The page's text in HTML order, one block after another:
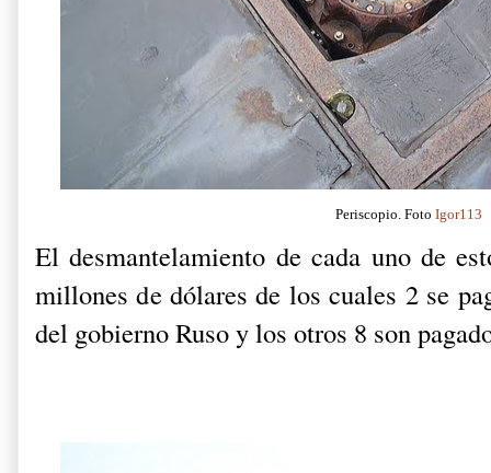
Periscopio. FotoIgor113
El desmantelamiento de cada uno de
millones de dólares de los cuales 2 se
del gobierno Ruso y los otros 8 son